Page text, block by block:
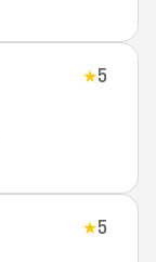
★5
★5